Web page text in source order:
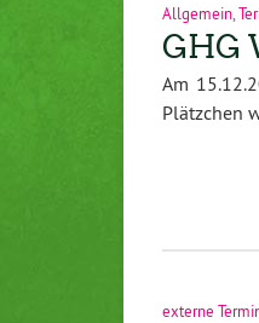
Allgemein
GHG
Am
Plätzchen
externe